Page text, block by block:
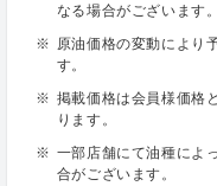
なる場合がございます。
原油価格の変動により
す。
掲載価格は会員様価格
ります。
一部店舗にて油種によ
合がございます。